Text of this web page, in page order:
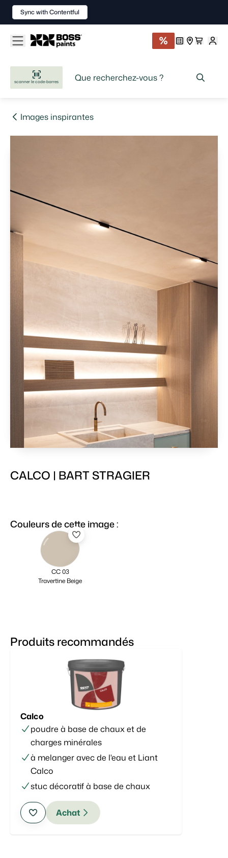
scanner le code-barres
Images inspirantes
CALCO | BART STRAGIER
Couleurs de cette image :
CC 03
Travertine Beige
Produits recommandés
Calco
poudre à base de chaux et de
charges minérales
à melanger avec de l'eau et Liant
Calco
stuc décoratif à base de chaux
Achat
Sync with Contentful